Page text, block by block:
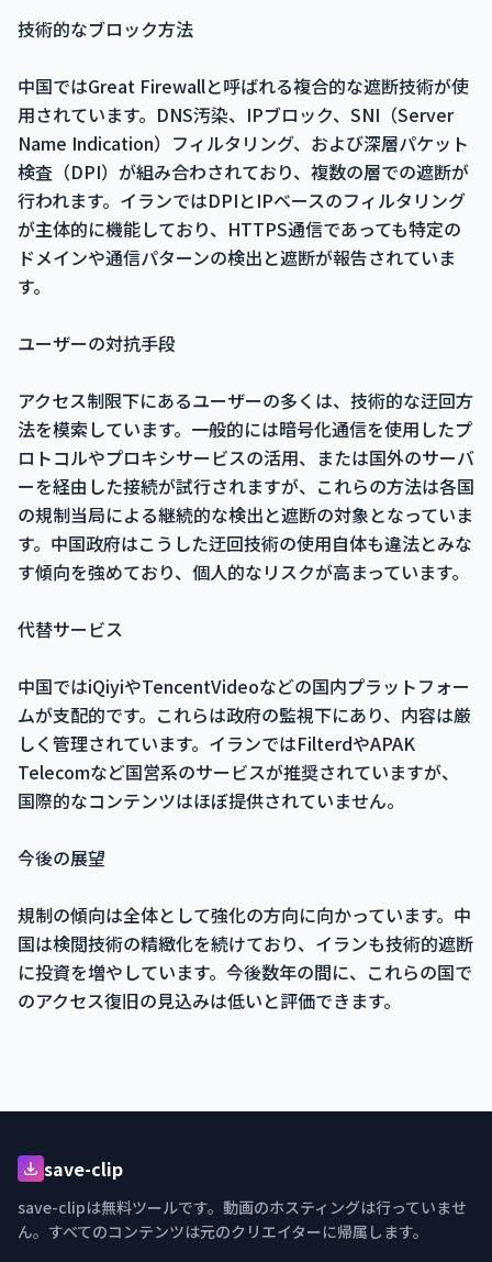
技術的なブロック方法
中国ではGreat Firewallと呼ばれる複合的な遮断技術が使
用されています。DNS汚染、IPブロック、SNI（Server
Name Indication）フィルタリング、および深層パケット
検査（DPI）が組み合わされており、複数の層での遮断が
行われます。イランではDPIとIPベースのフィルタリング
が主体的に機能しており、HTTPS通信であっても特定の
ドメインや通信パターンの検出と遮断が報告されていま
す。
ユーザーの対抗手段
アクセス制限下にあるユーザーの多くは、技術的な迂回方
法を模索しています。一般的には暗号化通信を使用したプ
ロトコルやプロキシサービスの活用、または国外のサーバ
ーを経由した接続が試行されますが、これらの方法は各国
の規制当局による継続的な検出と遮断の対象となっていま
す。中国政府はこうした迂回技術の使用自体も違法とみな
す傾向を強めており、個人的なリスクが高まっています。
代替サービス
中国ではiQiyiやTencentVideoなどの国内プラットフォー
ムが支配的です。これらは政府の監視下にあり、内容は厳
しく管理されています。イランではFilterdやAPAK
Telecomなど国営系のサービスが推奨されていますが、
国際的なコンテンツはほぼ提供されていません。
今後の展望
規制の傾向は全体として強化の方向に向かっています。中
国は検閲技術の精緻化を続けており、イランも技術的遮断
に投資を増やしています。今後数年の間に、これらの国で
のアクセス復旧の見込みは低いと評価できます。
save-clip
save-clipは無料ツールです。動画のホスティングは行っていませ
ん。すべてのコンテンツは元のクリエイターに帰属します。